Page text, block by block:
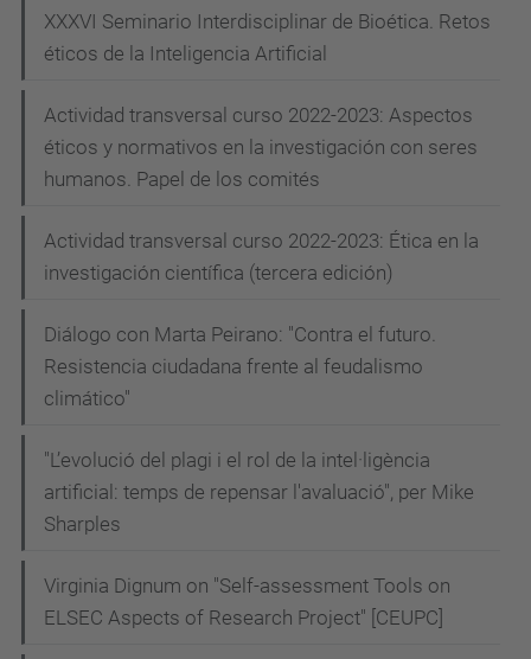
XXXVI Seminario Interdisciplinar de Bioética. Retos
éticos de la Inteligencia Artificial
Actividad transversal curso 2022-2023: Aspectos
éticos y normativos en la investigación con seres
humanos. Papel de los comités
Actividad transversal curso 2022-2023: Ética en la
investigación científica (tercera edición)
Diálogo con Marta Peirano: "Contra el futuro.
Resistencia ciudadana frente al feudalismo
climático"
"L’evolució del plagi i el rol de la intel·ligència
artificial: temps de repensar l'avaluació", per Mike
Sharples
Virginia Dignum on "Self-assessment Tools on
ELSEC Aspects of Research Project" [CEUPC]